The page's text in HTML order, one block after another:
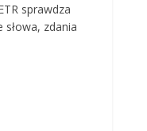
sprawdza
słowa, zdania